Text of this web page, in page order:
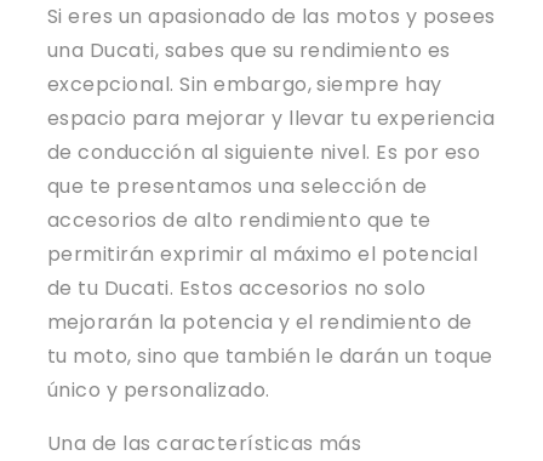
Si eres un apasionado de las motos y posees
una Ducati, sabes que su rendimiento es
excepcional. Sin embargo, siempre hay
espacio para mejorar y llevar tu experiencia
de conducción al siguiente nivel. Es por eso
que te presentamos una selección de
accesorios de alto rendimiento que te
permitirán exprimir al máximo el potencial
de tu Ducati. Estos accesorios no solo
mejorarán la potencia y el rendimiento de
tu moto, sino que también le darán un toque
único y personalizado.
Una de las características más